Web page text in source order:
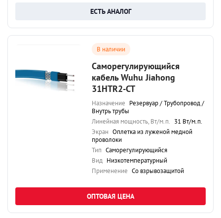
ЕСТЬ АНАЛОГ
В наличии
Саморегулирующийся
кабель Wuhu Jiahong
31HTR2-CT
Назначение Резервуар / Трубопровод /
Внутрь трубы
Линейная мощность, Вт/м.п. 31 Вт/м.п.
Экран Оплетка из луженой медной
проволоки
Тип Саморегулирующийся
Вид Низкотемпературный
Применение Со взрывозащитой
ОПТОВАЯ ЦЕНА